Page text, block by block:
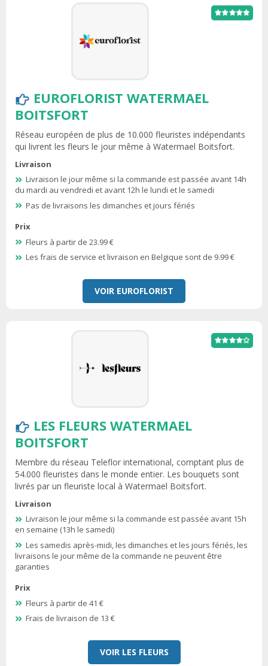
EUROFLORIST WATERMAEL
BOITSFORT
Réseau européen de plus de 10.000 fleuristes indépendants
qui livrent les fleurs le jour même à Watermael Boitsfort.
Livraison
Livraison le jour même si la commande est passée avant 14h
du mardi au vendredi et avant 12h le lundi et le samedi
Pas de livraisons les dimanches et jours fériés
Prix
Fleurs à partir de 23.99 €
Les frais de service et livraison en Belgique sont de 9.99 €
VOIR EUROFLORIST
LES FLEURS WATERMAEL
BOITSFORT
Membre du réseau Teleflor international, comptant plus de
54.000 fleuristes dans le monde entier. Les bouquets sont
livrés par un fleuriste local à Watermael Boitsfort.
Livraison
Livraison le jour même si la commande est passée avant 15h
en semaine (13h le samedi)
Les samedis après-midi, les dimanches et les jours fériés, les
livraisons le jour même de la commande ne peuvent être
garanties
Prix
Fleurs à partir de 41 €
Frais de livraison de 13 €
VOIR LES FLEURS